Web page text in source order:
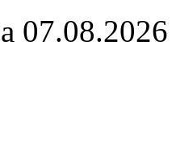
07.08.2026